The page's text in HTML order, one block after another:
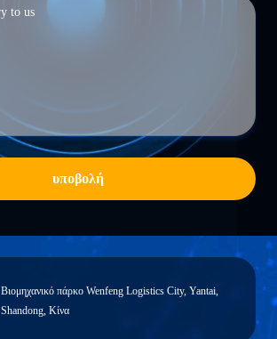
υποβολή
Βιομηχανικό πάρκο Wenfeng Logistics City, Yantai,
Shandong, Κίνα